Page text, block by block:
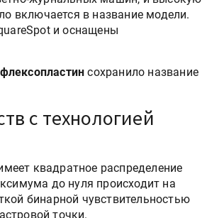
включается в название модели.
и оснащены
сохранило название
c технологией
квадратное распределение
до нуля происходит на
бинарной чувствительностью
точки.